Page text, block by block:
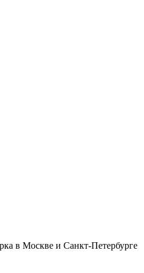
в Москве и Санкт-Петербурге